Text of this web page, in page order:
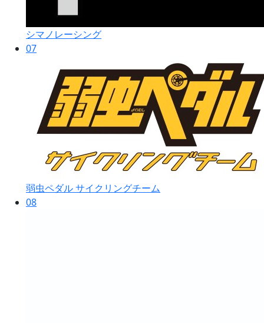
シマノレーシング
07
弱虫ペダル サイクリングチーム
08